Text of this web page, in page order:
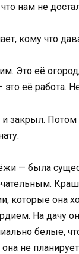
нам не
кому что
Это её
её работа.
закрыл. Потом
— была
которые она
На дачу
белые,
она не